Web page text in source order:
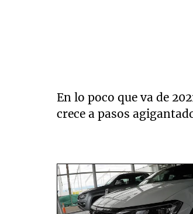
En lo poco que va de
crece a pasos